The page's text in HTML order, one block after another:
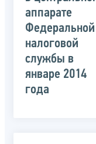
аппарате
Федеральной
налоговой
службы в
январе 2014
года